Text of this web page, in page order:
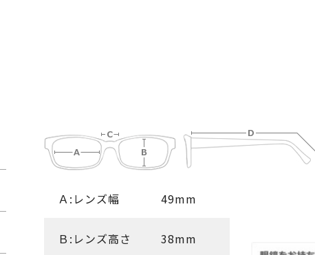
Ａ:レンズ幅 49mm
Ｂ:レンズ高さ 38mm